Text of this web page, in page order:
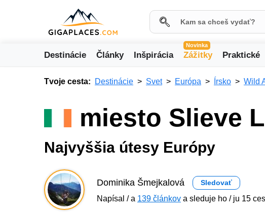
Destinácie Články Inšpirácia
Novinka
Zážitky Praktické
Tvoje cesta: Destinácie Svet Európa Írsko Wild
miesto Slieve
Najvyššia útesy Európy
Dominika Šmejkalová Sledovať
Napísal / a 139 článkov a sleduje ho / ju 15